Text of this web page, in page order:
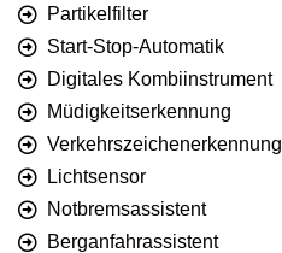
Partikelfilter
Start-Stop-Automatik
Digitales Kombiinstrument
Müdigkeitserkennung
Verkehrszeichenerkennung
Lichtsensor
Notbremsassistent
Berganfahrassistent